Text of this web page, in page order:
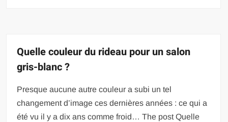
Quelle couleur du rideau pour un salon
gris-blanc ?
Presque aucune autre couleur a subi un tel
changement d’image ces dernières années : ce qui a
été vu il y a dix ans comme froid… The post Quelle